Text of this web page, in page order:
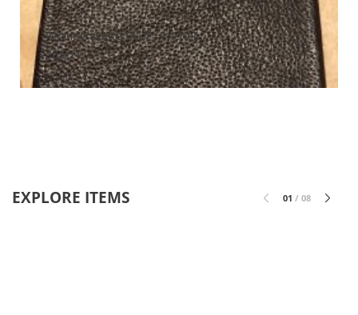
Fermacravatte BLUF - Nichel
30,65 €Prezzo
EXPLORE ITEMS 01 / 08